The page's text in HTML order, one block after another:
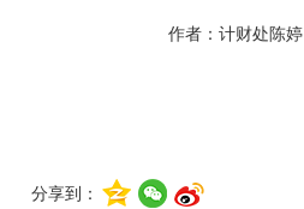
作者：计财处陈婷
分享到：